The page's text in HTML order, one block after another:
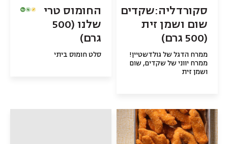
סקורדליה:שקדים
שום ושמן זית
(500 גרם)
ממרח הדגל של גולדשטיין!
ממרח יווני של שקדים, שום
ושמן זית
החומוס טרי
שלנו (500
גרם)
סלט חומוס ביתי